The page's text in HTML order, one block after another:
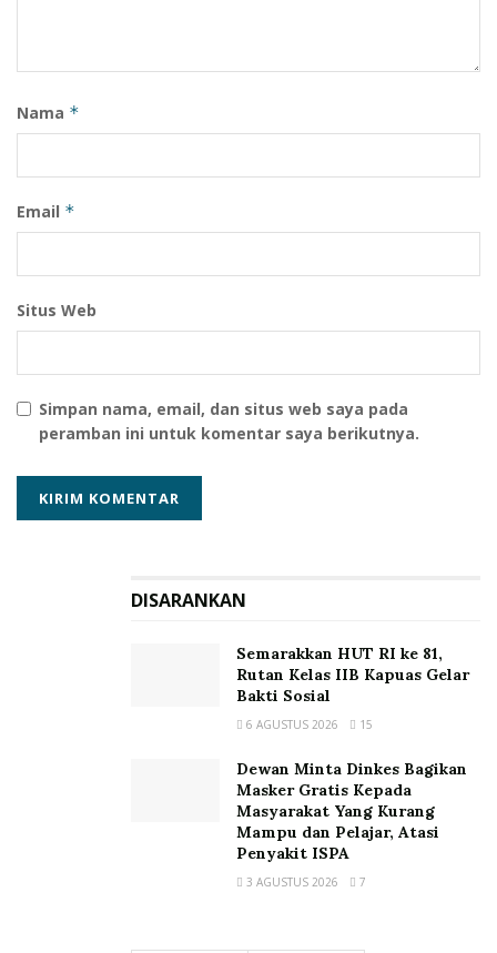
Nama *
Email *
Situs Web
Simpan nama, email, dan situs web saya pada
peramban ini untuk komentar saya berikutnya.
DISARANKAN
Semarakkan HUT RI ke 81,
Rutan Kelas IIB Kapuas Gelar
Bakti Sosial
6 AGUSTUS 2026 15
Dewan Minta Dinkes Bagikan
Masker Gratis Kepada
Masyarakat Yang Kurang
Mampu dan Pelajar, Atasi
Penyakit ISPA
3 AGUSTUS 2026 7